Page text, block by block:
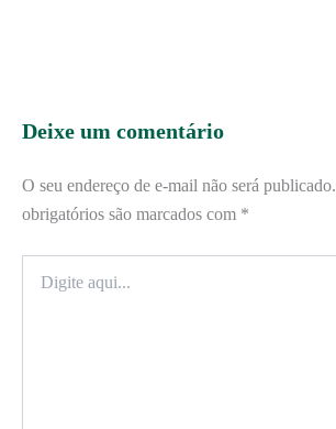
Deixe um comentário
O seu endereço de e-mail não será publicado.
obrigatórios são marcados com *
aqui...